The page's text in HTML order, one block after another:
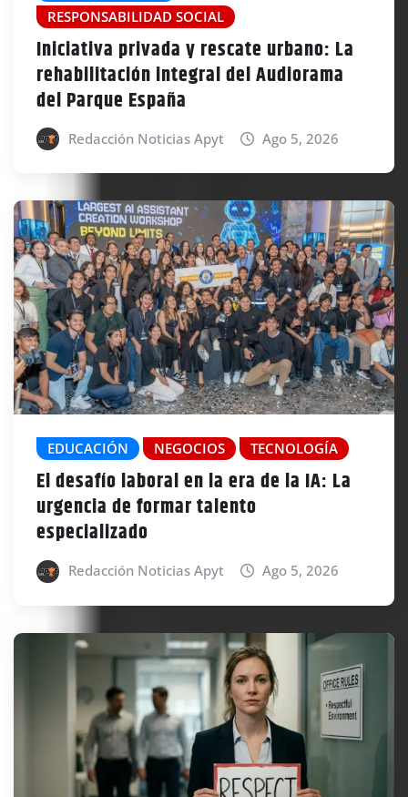
RESPONSABILIDAD SOCIAL
Iniciativa privada y rescate urbano: La
rehabilitación integral del Audiorama
del Parque España
Redacción Noticias Apyt Ago 5, 2026
EDUCACIÓN NEGOCIOS TECNOLOGÍA
El desafío laboral en la era de la IA: La
urgencia de formar talento
especializado
Redacción Noticias Apyt Ago 5, 2026